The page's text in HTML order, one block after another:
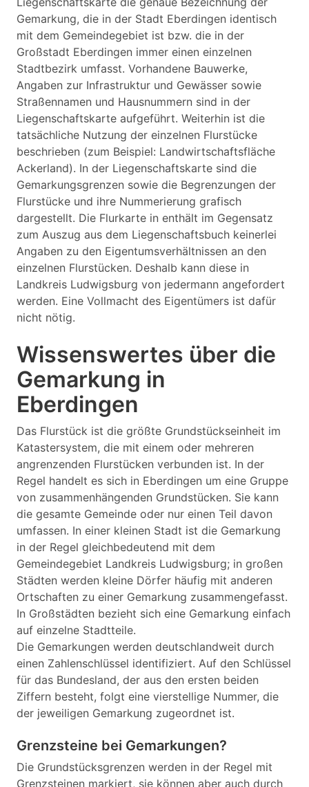
Gemarkung, die in der Stadt Eberdingen identisch
mit dem Gemeindegebiet ist bzw. die in der
Großstadt Eberdingen immer einen einzelnen
Stadtbezirk umfasst. Vorhandene Bauwerke,
Angaben zur Infrastruktur und Gewässer sowie
Straßennamen und Hausnummern sind in der
Liegenschaftskarte aufgeführt. Weiterhin ist die
tatsächliche Nutzung der einzelnen Flurstücke
beschrieben (zum Beispiel: Landwirtschaftsfläche
Ackerland). In der Liegenschaftskarte sind die
Gemarkungsgrenzen sowie die Begrenzungen der
Flurstücke und ihre Nummerierung grafisch
dargestellt. Die Flurkarte in enthält im Gegensatz
zum Auszug aus dem Liegenschaftsbuch keinerlei
Angaben zu den Eigentumsverhältnissen an den
einzelnen Flurstücken. Deshalb kann diese in
Landkreis Ludwigsburg von jedermann angefordert
werden. Eine Vollmacht des Eigentümers ist dafür
nicht nötig.
Wissenswertes über die
Gemarkung in
Eberdingen
Das Flurstück ist die größte Grundstückseinheit im
Katastersystem, die mit einem oder mehreren
angrenzenden Flurstücken verbunden ist. In der
Regel handelt es sich in Eberdingen um eine Gruppe
von zusammenhängenden Grundstücken. Sie kann
die gesamte Gemeinde oder nur einen Teil davon
umfassen. In einer kleinen Stadt ist die Gemarkung
in der Regel gleichbedeutend mit dem
Gemeindegebiet Landkreis Ludwigsburg; in großen
Städten werden kleine Dörfer häufig mit anderen
Ortschaften zu einer Gemarkung zusammengefasst.
In Großstädten bezieht sich eine Gemarkung einfach
auf einzelne Stadtteile.
Die Gemarkungen werden deutschlandweit durch
einen Zahlenschlüssel identifiziert. Auf den Schlüssel
für das Bundesland, der aus den ersten beiden
Ziffern besteht, folgt eine vierstellige Nummer, die
der jeweiligen Gemarkung zugeordnet ist.
Grenzsteine bei Gemarkungen?
Die Grundstücksgrenzen werden in der Regel mit
Grenzsteinen markiert, sie können aber auch durch